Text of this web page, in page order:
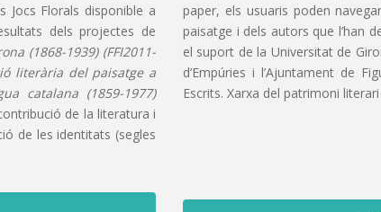
Jocs Florals disponible a
dels projectes de
(1868-1939) (FFI2011-
literària del paisatge a
catalana (1859-1977)
de la literatura i
de les identitats (segles
paper, els usuaris poden
paisatge i dels autors que l’han
el suport de la Universitat de
d’Empúries i l’Ajuntament de
Escrits. Xarxa del patrimoni